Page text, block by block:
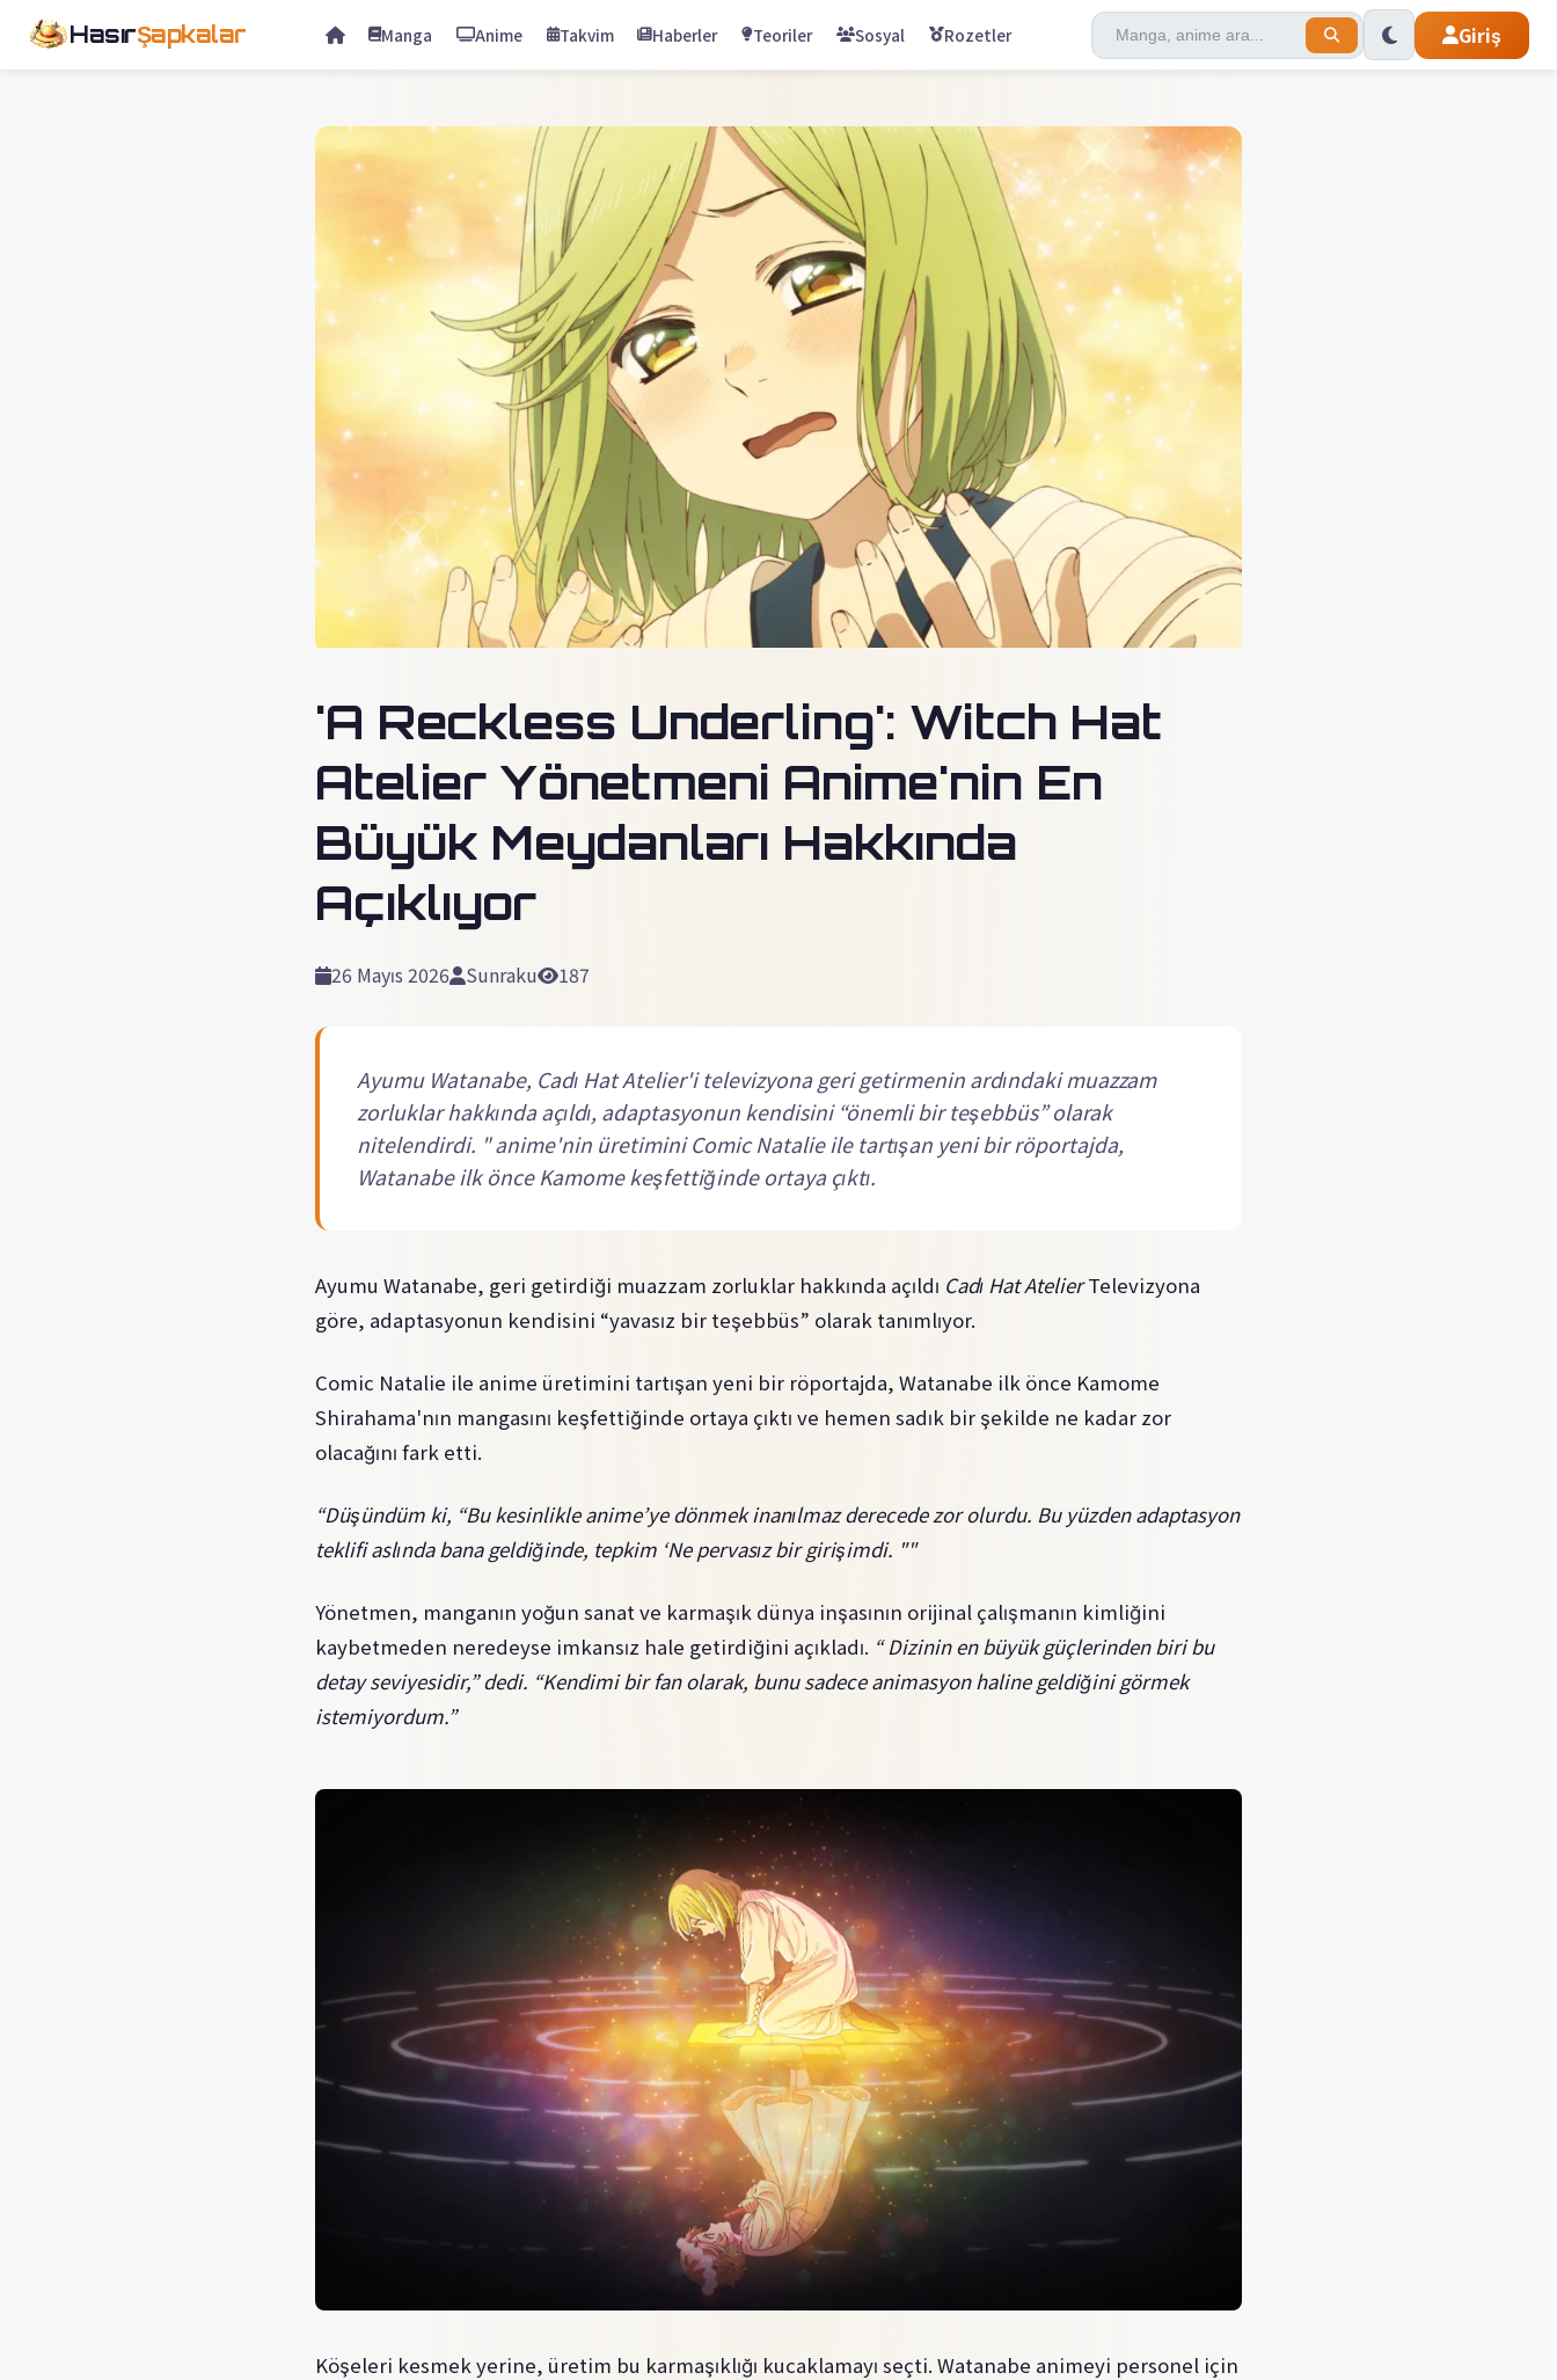
HasırŞapkalar Manga Anime Takvim Haberler Teoriler Sosyal Rozetler Giriş
'A Reckless Underling': Witch Hat
Atelier Yönetmeni Anime'nin En
Büyük Meydanları Hakkında
Açıklıyor
26 Mayıs 2026 Sunraku 187
Ayumu Watanabe, Cadı Hat Atelier'i televizyona geri getirmenin ardındaki muazzam
zorluklar hakkında açıldı, adaptasyonun kendisini “önemli bir teşebbüs” olarak
nitelendirdi. " anime'nin üretimini Comic Natalie ile tartışan yeni bir röportajda,
Watanabe ilk önce Kamome keşfettiğinde ortaya çıktı.
Ayumu Watanabe, geri getirdiği muazzam zorluklar hakkında açıldı Cadı Hat AtelierTelevizyona
göre, adaptasyonun kendisini “yavasız bir teşebbüs” olarak tanımlıyor.
Comic Natalie ile anime üretimini tartışan yeni bir röportajda, Watanabe ilk önce Kamome
Shirahama'nın mangasını keşfettiğinde ortaya çıktı ve hemen sadık bir şekilde ne kadar zor
olacağını fark etti.
“Düşündüm ki, “Bu kesinlikle anime’ye dönmek inanılmaz derecede zor olurdu. Bu yüzden adaptasyon
teklifi aslında bana geldiğinde, tepkim ‘Ne pervasız bir girişimdi. ""
Yönetmen, manganın yoğun sanat ve karmaşık dünya inşasının orijinal çalışmanın kimliğini
kaybetmeden neredeyse imkansız hale getirdiğini açıkladı. “ Dizinin en büyük güçlerinden biri bu
detay seviyesidir,” dedi. “Kendimi bir fan olarak, bunu sadece animasyon haline geldiğini görmek
istemiyordum.”
Köşeleri kesmek yerine, üretim bu karmaşıklığı kucaklamayı seçti. Watanabe animeyi personel için